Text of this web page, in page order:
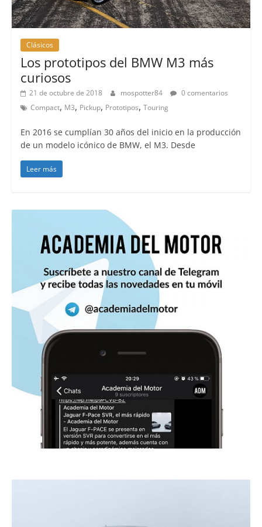
Clásicos
Los prototipos del BMW M3 más
curiosos
21 de octubre de 2018 mospotter84
0 comentarios
Compact, M3, Pickup, Prototipos, Touring
En 2016 se cumplían 30 años del inicio en la producción
de un modelo icónico de BMW, el M3. Desde
Leer más